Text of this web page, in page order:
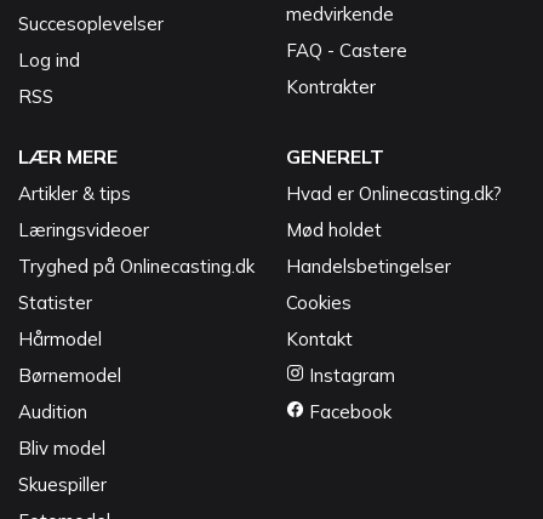
Succesoplevelser
Log ind
RSS
medvirkende
FAQ - Castere
Kontrakter
LÆR MERE
Artikler & tips
Læringsvideoer
Tryghed på Onlinecasting.dk
Statister
Hårmodel
Børnemodel
Audition
Bliv model
Skuespiller
GENERELT
Hvad er Onlinecasting.dk?
Mød holdet
Handelsbetingelser
Cookies
Kontakt
Instagram
Facebook